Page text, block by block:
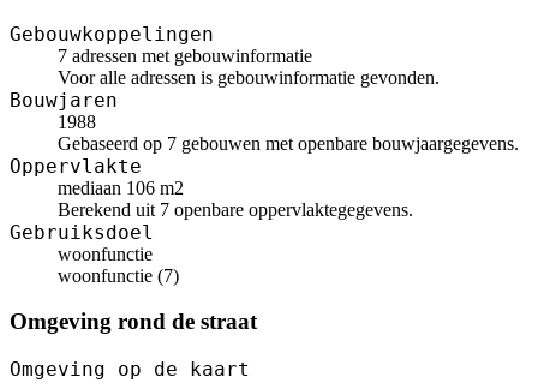
Gebouwkoppelingen
7 adressen met gebouwinformatie
Voor alle adressen is gebouwinformatie gevonden.
Bouwjaren
1988
Gebaseerd op 7 gebouwen met openbare bouwjaargegevens.
Oppervlakte
mediaan 106 m2
Berekend uit 7 openbare oppervlaktegegevens.
Gebruiksdoel
woonfunctie
woonfunctie (7)
Omgeving rond de straat
Omgeving op de kaart